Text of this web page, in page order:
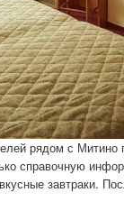
рядом с Митино
справочную
завтраки.